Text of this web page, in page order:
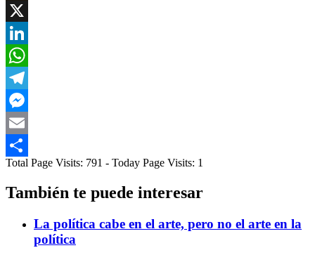
Facebook
X
LinkedIn
WhatsApp
Telegram
Messenger
Email
Compartir
Total Page Visits: 791 - Today Page Visits: 1
También te puede interesar
La política cabe en el arte, pero no el arte en la
política